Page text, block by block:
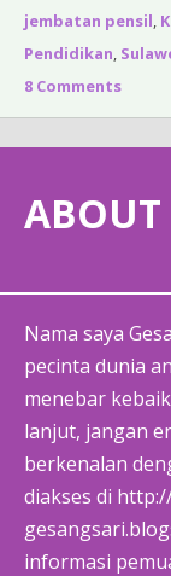
jembatan pensil,
Pendidikan,
8 Comments
ABOUT
Nama saya
pecinta dunia
menebar
lanjut, jangan
berkenalan
diakses di
informasi